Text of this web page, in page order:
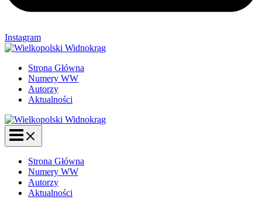
Instagram
Strona Główna
Numery WW
Autorzy
Aktualności
Strona Główna
Numery WW
Autorzy
Aktualności